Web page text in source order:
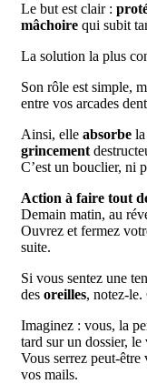
Le but est clair :
mâchoire qui subit
La solution la plus
Son rôle est simple,
entre vos arcades
Ainsi, elle absorbe la
grincement
C’est un bouclier, ni
Action à faire tout
Demain matin, au
Ouvrez et fermez
suite.
Si vous sentez une
des oreilles, notez-le.
Imaginez : vous, la
tard sur un dossier, le
Vous serrez peut-être
vos mails.